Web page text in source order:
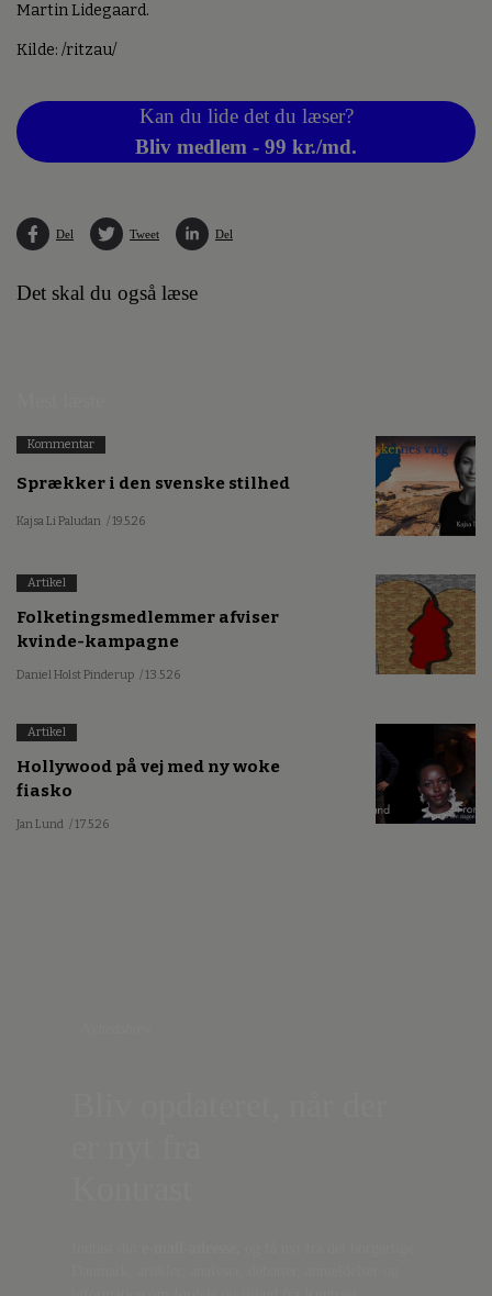
Martin Lidegaard.
Kilde: /ritzau/
Kan du lide det du læser?
Bliv medlem - 99 kr./md.
Del Tweet Del
Det skal du også læse
Kommentar
Sprækker i den svenske stilhed
Kajsa Li Paludan / 19.5.26
Artikel
Folketingsmedlemmer afviser
kvinde-kampagne
Daniel Holst Pinderup / 13.5.26
Artikel
Hollywood på vej med ny woke
fiasko
Jan Lund / 17.5.26